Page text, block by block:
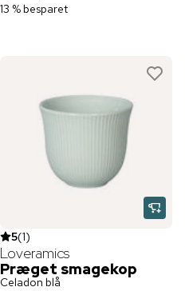
13 % besparet
5(1)
Loveramics
Præget smagekop
Celadon blå